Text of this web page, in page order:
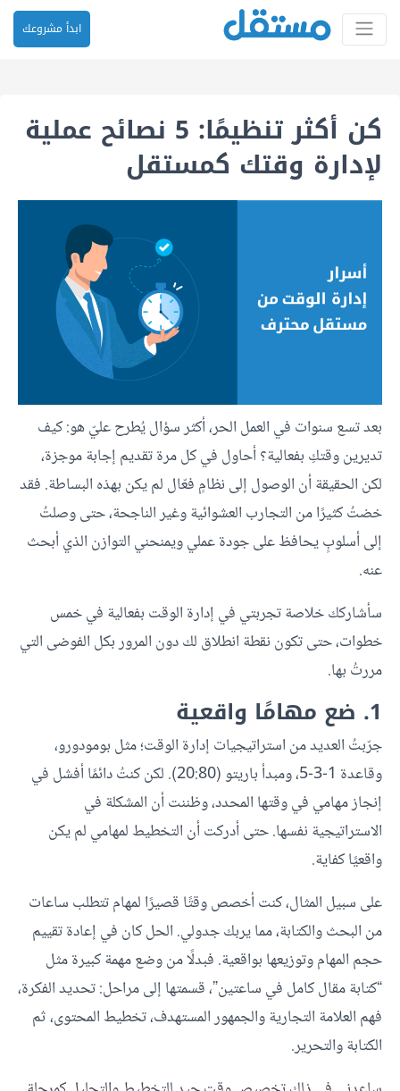
ابدأ مشروعك
كن أكثر تنظيمًا: 5 نصائح عملية
لإدارة وقتك كمستقل
بعد تسع سنوات في العمل الحر، أكثر سؤال يُطرح عليّ هو: كيف
تديرين وقتكِ بفعالية؟ أحاول في كل مرة تقديم إجابة موجزة،
لكن الحقيقة أن الوصول إلى نظامٍ فعّال لم يكن بهذه البساطة. فقد
خضتُ كثيرًا من التجارب العشوائية وغير الناجحة، حتى وصلتُ
إلى أسلوبٍ يحافظ على جودة عملي ويمنحني التوازن الذي أبحث
عنه.
سأشاركك خلاصة تجربتي في إدارة الوقت بفعالية في خمس
خطوات، حتى تكون نقطة انطلاق لك دون المرور بكل الفوضى التي
مررتُ بها.
1. ضع مهامًا واقعية
جرّبتُ العديد من استراتيجيات إدارة الوقت؛ مثل بومودورو،
وقاعدة 1-3-5، ومبدأ باريتو (20:80). لكن كنتُ دائمًا أفشل في
إنجاز مهامي في وقتها المحدد، وظننت أن المشكلة في
الاستراتيجية نفسها. حتى أدركت أن التخطيط لمهامي لم يكن
واقعيًا كفاية.
على سبيل المثال، كنت أخصص وقتًا قصيرًا لمهام تتطلب ساعات
من البحث والكتابة، مما يربك جدولي. الحل كان في إعادة تقييم
حجم المهام وتوزيعها بواقعية. فبدلًا من وضع مهمة كبيرة مثل
“كتابة مقال كامل في ساعتين”، قسمتها إلى مراحل: تحديد الفكرة،
فهم العلامة التجارية والجمهور المستهدف، تخطيط المحتوى، ثم
الكتابة والتحرير.